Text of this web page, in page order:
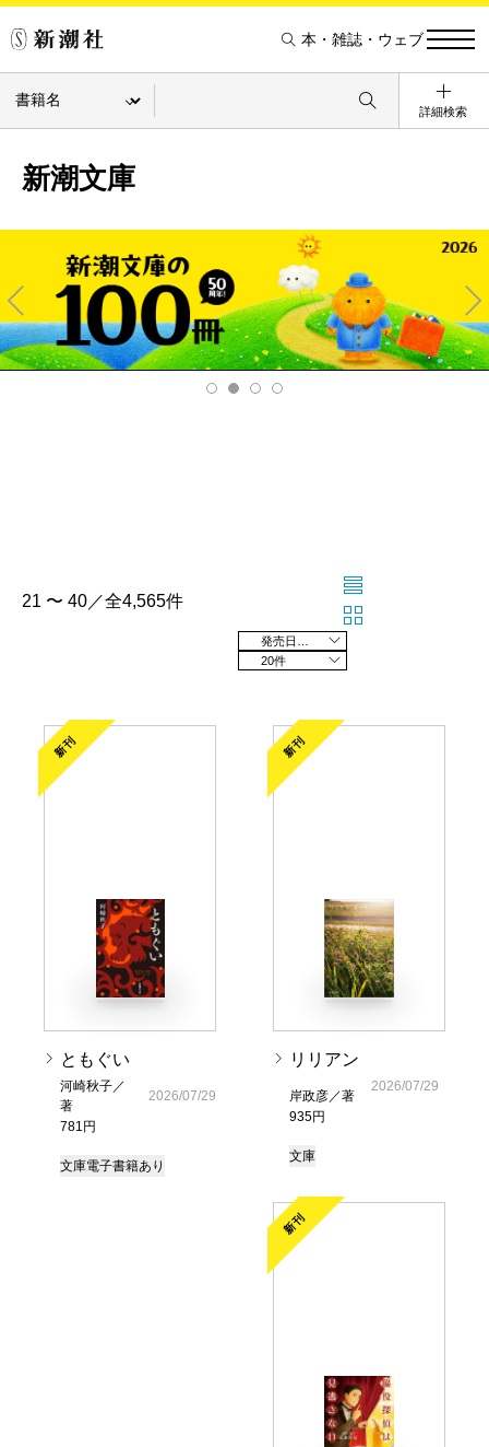
本・雑誌・ウェブ
詳細検索
新潮文庫
Pre
v
Ne
xt
21 〜 40／全4,565件
20件
新刊
ともぐい
河崎秋子／
著
781円
2026/07/29
文庫電子書籍あり
新刊
リリアン
岸政彦／著
935円
2026/07/29
文庫
新刊